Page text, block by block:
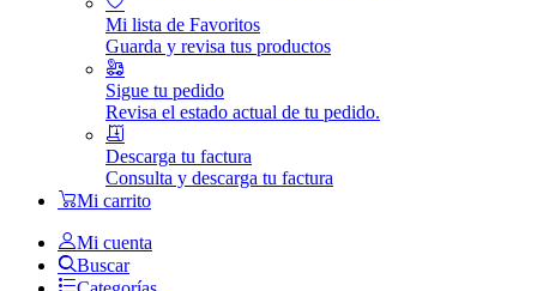
Mi lista de Favoritos
Guarda y revisa tus productos
Sigue tu pedido
Revisa el estado actual de tu pedido.
Descarga tu factura
Consulta y descarga tu factura
Mi carrito
Mi cuenta
Buscar